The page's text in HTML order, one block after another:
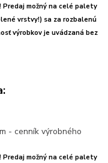
Predaj možný na celé palety
vrstvy!) sa za rozbalenú
výrobkov je uvádzaná bez
možný na celé palety